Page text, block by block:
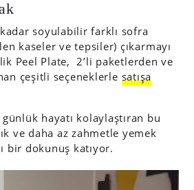
soyulabilir farklı sofra
kaseler ve tepsiler) çıkarmayı
Peel Plate, 2’li paketlerden ve
çeşitli seçeneklerle satışa
hayatı kolaylaştıran bu
ve daha az zahmetle yemek
bir dokunuş katıyor.